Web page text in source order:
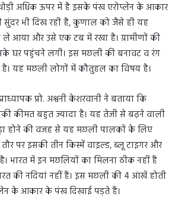
अधिक ऊपर में है इसके पंख एरोप्लेन के आकार
भी दिख रही है, कुणाल को जैसे ही यह
आया और उसे एक टब में रखा है। ग्रामीणों की
घर पहुंचने लगी। इस मछली की बनावट व रंग
यह मछली लोगों में कौतुहल का विषय है।
प्रो. अश्वनी केशरवानी ने बताया कि
कीमत बहुत ज्यादा है। यह तेजी से बढ़ने वाली
होने की वजह से यह मछली पालकों के लिए
पर इसकी तीन किस्में वाइल्ड, ब्लू टाइगर और
भारत में इन मछलियों का मिलना ठीक नहीं हैं
की नदियां नहीं हैं। इस मछली की 4 आंखें होती
के आकार के पंख दिखाई पड़ते हैं।